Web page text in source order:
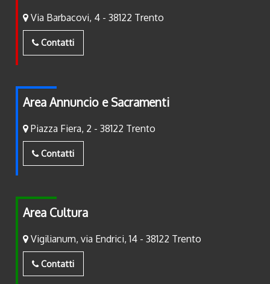
Via Barbacovi, 4 - 38122 Trento
Contatti
Area Annuncio e Sacramenti
Piazza Fiera, 2 - 38122 Trento
Contatti
Area Cultura
Vigilianum, via Endrici, 14 - 38122 Trento
Contatti